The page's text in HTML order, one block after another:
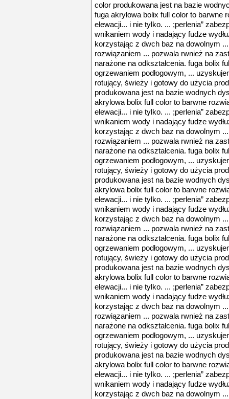
color produkowana jest na bazie
fuga akrylowa bolix full color to barwne
elewacji... i nie tylko. ... ;perlenia”
wnikaniem wody i nadający fudze
korzystając z dwch baz na dowolnym
rozwiązaniem ... pozwala rwnież na
narażone na odkształcenia. fuga bolix
ogrzewaniem podłogowym, ...
rotujący, świeży i gotowy do użycia
produkowana jest na bazie wodnych
akrylowa bolix full color to barwne
elewacji... i nie tylko. ... ;perlenia”
wnikaniem wody i nadający fudze
korzystając z dwch baz na dowolnym
rozwiązaniem ... pozwala rwnież na
narażone na odkształcenia. fuga bolix
ogrzewaniem podłogowym, ...
rotujący, świeży i gotowy do użycia
produkowana jest na bazie wodnych
akrylowa bolix full color to barwne
elewacji... i nie tylko. ... ;perlenia”
wnikaniem wody i nadający fudze
korzystając z dwch baz na dowolnym
rozwiązaniem ... pozwala rwnież na
narażone na odkształcenia. fuga bolix
ogrzewaniem podłogowym, ...
rotujący, świeży i gotowy do użycia
produkowana jest na bazie wodnych
akrylowa bolix full color to barwne
elewacji... i nie tylko. ... ;perlenia”
wnikaniem wody i nadający fudze
korzystając z dwch baz na dowolnym
rozwiązaniem ... pozwala rwnież na
narażone na odkształcenia. fuga bolix
ogrzewaniem podłogowym, ...
rotujący, świeży i gotowy do użycia
produkowana jest na bazie wodnych
akrylowa bolix full color to barwne
elewacji... i nie tylko. ... ;perlenia”
wnikaniem wody i nadający fudze
korzystając z dwch baz na dowolnym